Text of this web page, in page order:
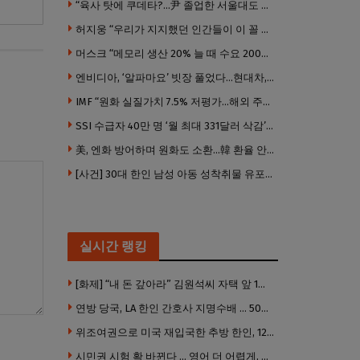
“육사 탓에 쿠데타?…尹 졸업한 서울대도 없애야 하나”
허지웅 “우리가 지지했던 인간들이 이 꼴 만들었다”
머스크 “메모리 생산 20% 늘 때 수요 200% 증가” … 반도체 매출 1조달러 눈 앞
엔비디아, ‘알파마요’ 빗장 풀었다…현대차, 자율주행 속도내나
IMF “원화 실질가치 7.5% 저평가…해외 주식투자 영향”
SSI 수급자 40만 명 ‘월 최대 331달러 삭감’ 위기…10만 명은 수급자격 상실
美, 엔화 방어하며 원화도 소환…韓 환율 안정 ‘우군’ 되나
[사건] 30대 한인 남성 아동 성착취물 유포 혐의로 체포
실시간 랭킹
[화제] “내 돈 갚아라” 김원석씨 자택 앞 1인 광대 시위 … 한인 투자사, “108만 달러 못받아”
연방 당국, LA 한인 간호사 지명수배 … 500만 달러 메디캐어 사기, 선고 직전 한국 도주
위조여권으로 미국 재입국한 추방 한인, 120만 달러 은행 사기 행각
시민권 시험 확 바뀐다 … 영어 더 어렵게, 민간시험 도입 추진